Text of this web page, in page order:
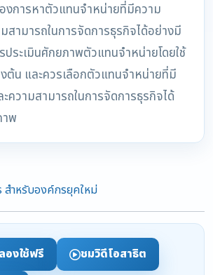
งการหาตัวแทนจำหน่ายที่มีความ
สามารถในการจัดการธุรกิจได้อย่างมี
ประเมินศักยภาพตัวแทนจำหน่ายโดยใช้
ต้น และควรเลือกตัวแทนจำหน่ายที่มี
ความสามารถในการจัดการธุรกิจได้
พ
ำหรับองค์กรยุคใหม่
องใช้ฟรี
ชมวิดีโอสาธิต